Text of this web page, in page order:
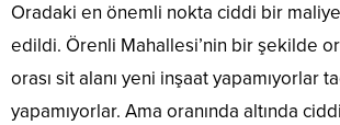
Oradaki en önemli nokta ciddi bir
edildi. Örenli Mahallesi’nin bir şekilde
orası sit alanı yeni inşaat yapamıyorlar
yapamıyorlar. Ama oranında altında